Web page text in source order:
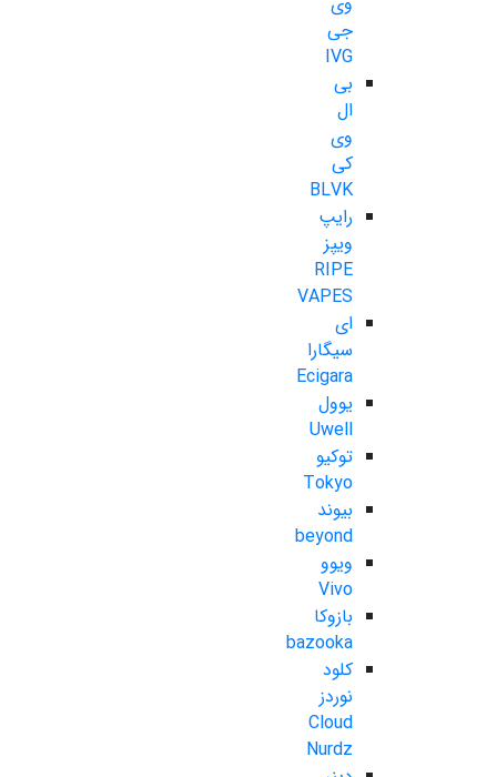
جی
IVG
بی
ال
وی
کی
BLVK
رایپ
ویپز
RIPE
VAPES
ای
سیگارا
Ecigara
یوول
Uwell
توکیو
Tokyo
بیوند
beyond
ویوو
Vivo
بازوکا
bazooka
کلود
نوردز
Cloud
Nurdz